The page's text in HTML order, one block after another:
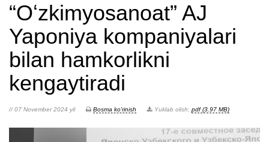
“Oʻzkimyosanoat” AJ
Yaponiya kompaniyalari
bilan hamkorlikni
kengaytiradi
// 07 November 2024 yil Bosma ko'rinish Yuklab olish: pdf (3.97 MB)